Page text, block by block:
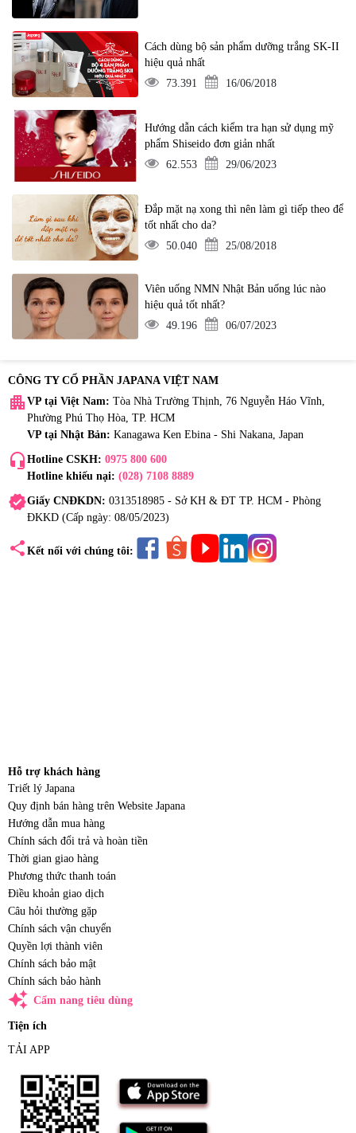
Cách dùng bộ sản phẩm dưỡng trắng SK-II
hiệu quả nhất
73.391
16/06/2018
Hướng dẫn cách kiểm tra hạn sử dụng mỹ
phẩm Shiseido đơn giản nhất
62.553
29/06/2023
Đắp mặt nạ xong thì nên làm gì tiếp theo để
tốt nhất cho da?
50.040
25/08/2018
Viên uống NMN Nhật Bản uống lúc nào
hiệu quả tốt nhất?
49.196
06/07/2023
CÔNG TY CỔ PHẦN JAPANA VIỆT NAM
apartment VP tại Việt Nam: Tòa Nhà Trường Thịnh, 76 Nguyễn Háo Vĩnh,
Phường Phú Thọ Hòa, TP. HCM
VP tại Nhật Bản: Kanagawa Ken Ebina - Shi Nakana, Japan
headset_mic Hotline CSKH: 0975 800 600
Hotline khiếu nại: (028) 7108 8889
verifiedGiấy CNĐKDN: 0313518985 - Sở KH & ĐT TP. HCM - Phòng
ĐKKD (Cấp ngày: 08/05/2023)
share Kết nối với chúng tôi:
Hỗ trợ khách hàng
Triết lý Japana
Quy định bán hàng trên Website Japana
Hướng dẫn mua hàng
Chính sách đổi trả và hoàn tiền
Thời gian giao hàng
Phương thức thanh toán
Điều khoản giao dịch
Câu hỏi thường gặp
Chính sách vận chuyển
Quyền lợi thành viên
Chính sách bảo mật
Chính sách bảo hành
auto_awesome Cẩm nang tiêu dùng
Tiện ích
TẢI APP